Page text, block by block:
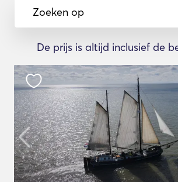
Zoeken op
De prijs is altijd inclusief de